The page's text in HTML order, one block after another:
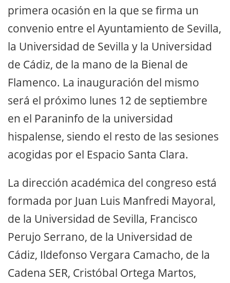
primera ocasión en la que se firma un
convenio entre el Ayuntamiento de Sevilla,
la Universidad de Sevilla y la Universidad
de Cádiz, de la mano de la Bienal de
Flamenco. La inauguración del mismo
será el próximo lunes 12 de septiembre
en el Paraninfo de la universidad
hispalense, siendo el resto de las sesiones
acogidas por el Espacio Santa Clara.
La dirección académica del congreso está
formada por Juan Luis Manfredi Mayoral,
de la Universidad de Sevilla, Francisco
Perujo Serrano, de la Universidad de
Cádiz, Ildefonso Vergara Camacho, de la
Cadena SER, Cristóbal Ortega Martos,